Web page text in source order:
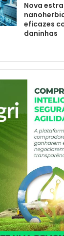
Nova
eficazes
daninhas